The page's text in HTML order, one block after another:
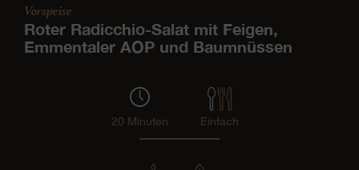
Vorspeise
Roter Radicchio-Salat mit Feigen,
Emmentaler AOP und Baumnüssen
20 Minuten Einfach